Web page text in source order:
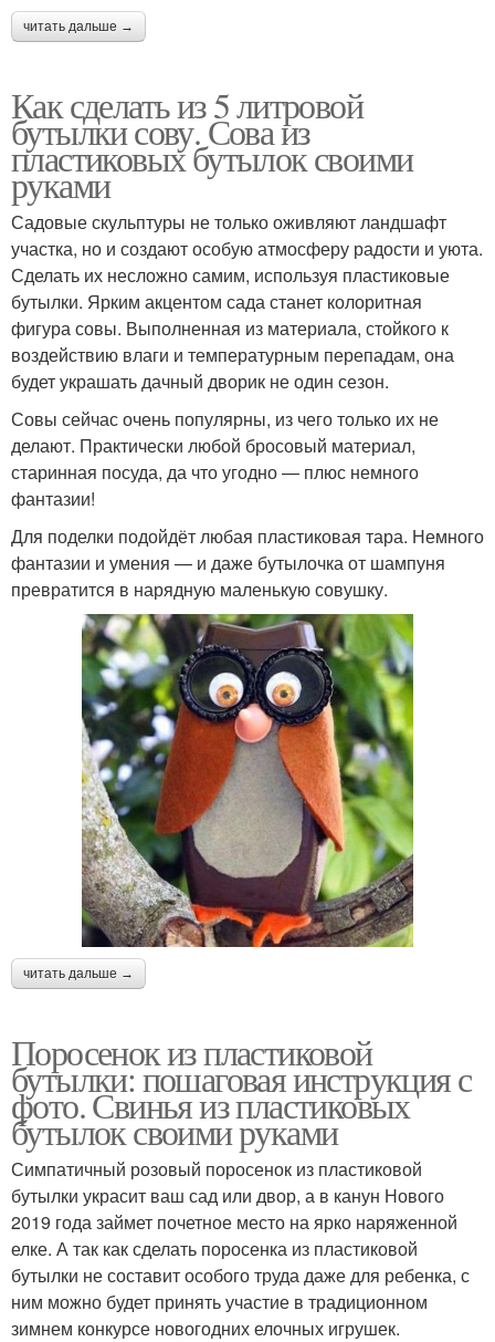
читать дальше →
Как сделать из 5 литровой
бутылки сову. Сова из
пластиковых бутылок своими
руками
Садовые скульптуры не только оживляют ландшафт
участка, но и создают особую атмосферу радости и уюта.
Сделать их несложно самим, используя пластиковые
бутылки. Ярким акцентом сада станет колоритная
фигура совы. Выполненная из материала, стойкого к
воздействию влаги и температурным перепадам, она
будет украшать дачный дворик не один сезон.
Совы сейчас очень популярны, из чего только их не
делают. Практически любой бросовый материал,
старинная посуда, да что угодно — плюс немного
фантазии!
Для поделки подойдёт любая пластиковая тара. Немного
фантазии и умения — и даже бутылочка от шампуня
превратится в нарядную маленькую совушку.
читать дальше →
Поросенок из пластиковой
бутылки: пошаговая инструкция с
фото. Свинья из пластиковых
бутылок своими руками
Симпатичный розовый поросенок из пластиковой
бутылки украсит ваш сад или двор, а в канун Нового
2019 года займет почетное место на ярко наряженной
елке. А так как сделать поросенка из пластиковой
бутылки не составит особого труда даже для ребенка, с
ним можно будет принять участие в традиционном
зимнем конкурсе новогодних елочных игрушек.